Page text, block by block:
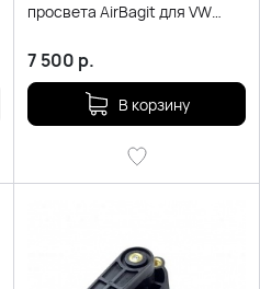
просвета AirBagit для VW
7 500 р.
В корзину